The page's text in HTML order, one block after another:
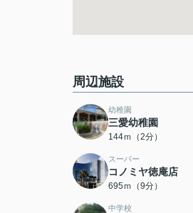
周辺施設
幼稚園
三愛幼稚園
144ｍ（2分）
スーパー
コノミヤ徳庵店
695ｍ（9分）
中学校